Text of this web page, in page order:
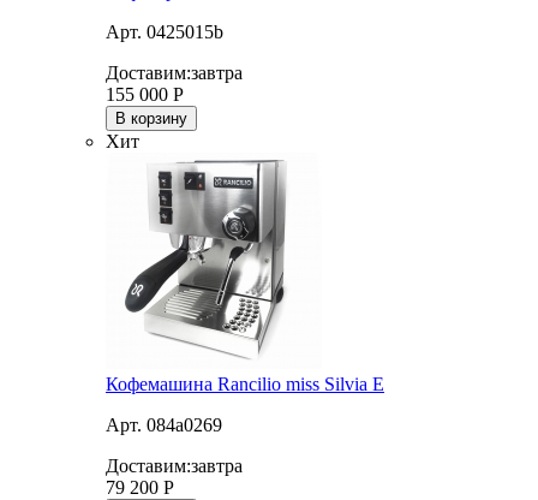
Арт. 0425015b
Доставим:завтра
155 000 Р
В корзину
Хит
Кофемашина Rancilio miss Silvia E
Арт. 084a0269
Доставим:завтра
79 200 Р